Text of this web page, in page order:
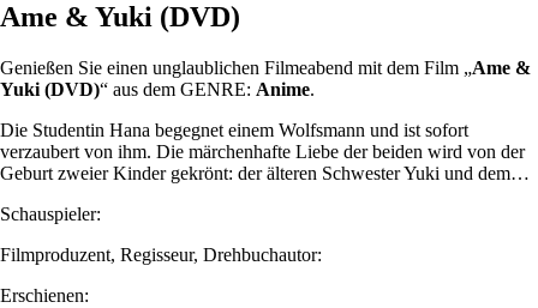
Ame & Yuki (DVD)
Genießen Sie einen unglaublichen Filmeabend mit dem Film „Ame &
Yuki (DVD)“ aus dem GENRE: Anime.
Die Studentin Hana begegnet einem Wolfsmann und ist sofort
verzaubert von ihm. Die märchenhafte Liebe der beiden wird von der
Geburt zweier Kinder gekrönt: der älteren Schwester Yuki und dem…
Schauspieler:
Filmproduzent, Regisseur, Drehbuchautor:
Erschienen: